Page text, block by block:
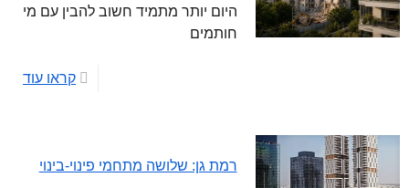
היום יותר מתמיד חשוב להבין עם מי
חותמים
קראו עוד
רמת גן: שלושה מתחמי פינוי-בינוי